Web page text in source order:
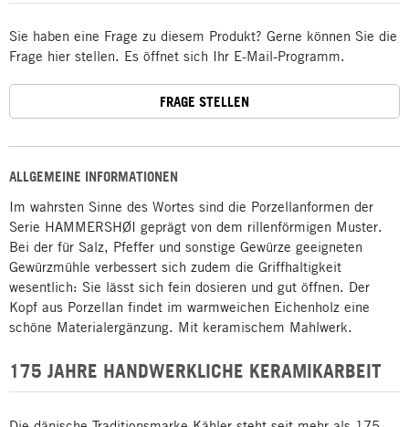
ALLGEMEINE INFORMATIONEN
Im wahrsten Sinne des Wortes sind die Porzellanformen der
Serie HAMMERSHØI geprägt von dem rillenförmigen Muster.
Bei der für Salz, Pfeffer und sonstige Gewürze geeigneten
Gewürzmühle verbessert sich zudem die Griffhaltigkeit
wesentlich: Sie lässt sich fein dosieren und gut öffnen. Der
Kopf aus Porzellan findet im warmweichen Eichenholz eine
schöne Materialergänzung. Mit keramischem Mahlwerk.
175 JAHRE HANDWERKLICHE KERAMIKARBEIT
Sie haben eine Frage zu diesem Produkt? Gerne können Sie die
Frage hier stellen. Es öffnet sich Ihr E-Mail-Programm.
FRAGE STELLEN